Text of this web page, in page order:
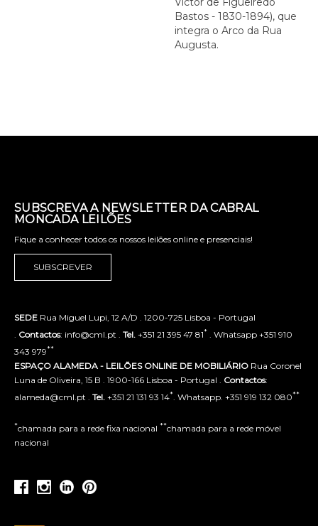
Bastos - 1830-1894), que
integra o Arco da Rua
Augusta.
SUBSCREVA A NEWSLETTER DA CABRAL
MONCADA LEILÕES
Fique a conhecer todos os nossos leilões online e presenciais!
SUBSCREVER
SEDE Rua Miguel Lupi, 12 A/D . 1200-725 Lisboa - Portugal
Contactos: info@cml.pt . Tel. +351 21 395 47 81* . Whatsapp +351 910
343 979**
ESPAÇO ALAMEDA - LEILÕES ONLINE DE MOBILIÁRIO Rua Coronel
Luna de Oliveira, 15 B . 1900-166 Lisboa - Portugal . Contactos:
alameda@cml.pt . Tel. +351 21 131 93 14* . Whatsapp. +351 919 132 080**
*chamada para a rede fixa nacional **chamada para a rede móvel
nacional